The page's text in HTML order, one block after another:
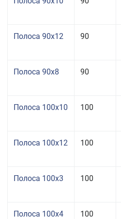
Полоса 90x12 90
Полоса 90x8 90
Полоса 100x10 100
Полоса 100x12 100
Полоса 100x3 100
Полоса 100x4 100